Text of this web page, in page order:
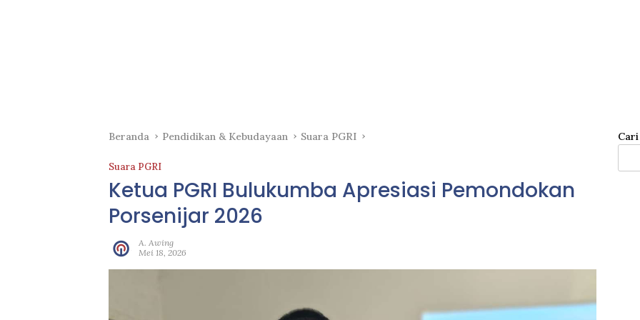
Beranda Pendidikan & Kebudayaan Suara PGRI
Suara PGRI
Ketua PGRI Bulukumba Apresiasi Pemondokan
Porsenijar 2026
A. Awing
Mei 18, 2026
Cari